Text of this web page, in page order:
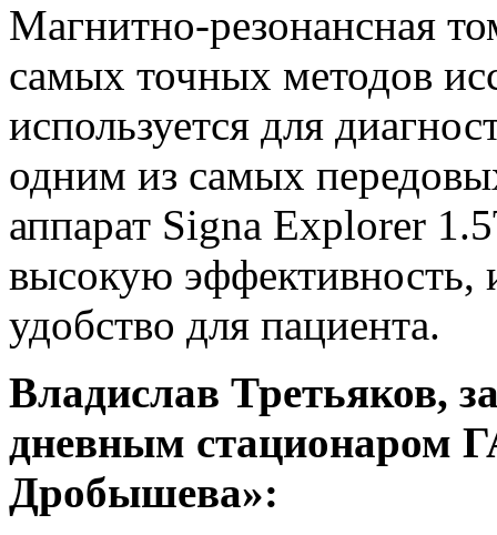
Магнитно-резонансная
самых точных методов
используется для
одним из самых
аппарат Signa Explorer
высокую эффективность,
удобство для пациента.
Владислав Третьяков,
дневным стационаром
Дробышева»: